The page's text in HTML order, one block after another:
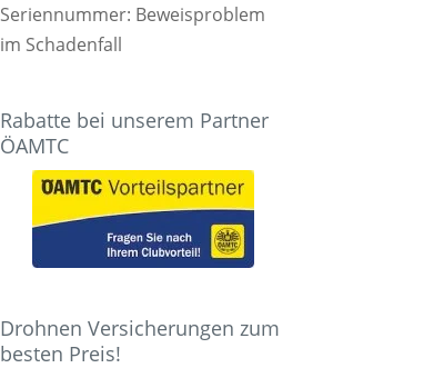
Seriennummer: Beweisproblem
im Schadenfall
Rabatte bei unserem Partner
ÖAMTC
Drohnen Versicherungen zum
besten Preis!